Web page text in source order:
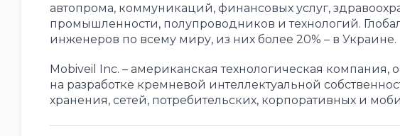
автопрома, коммуникаций, финансовых услуг,
промышленности, полупроводников и технологий.
инженеров по всему миру, из них более 20% – в Украине.
Mobiveil Inc. – американская технологическая компания,
на разработке кремневой интеллектуальной
хранения, сетей, потребительских, корпоративных и